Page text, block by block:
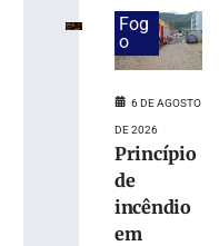
especial
para
celebrar
história
Fog
o
6 DE AGOSTO
DE 2026
Princípio
de
incêndio
em